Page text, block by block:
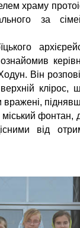
храму
за
Він
вражені,
фонтан,
від